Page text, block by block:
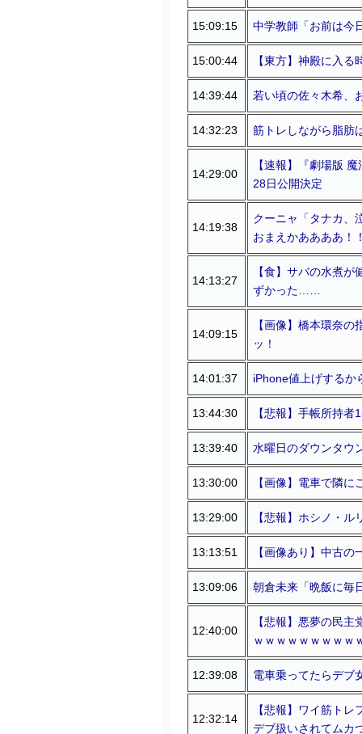
15:09:15 中学教師「お前は
15:00:44 【東方】神殿に入
14:39:44 若い頃の佐々木希、
14:32:23 筋トレしながら脂肪
14:29:00
【速報】『劇場版
28日公開決定
14:19:38
クーニャ「タナカ、
おまえかああああ！
14:13:27
【食】サバの水煮
ずかった……
14:09:15
【画像】橋本環奈
ッ！
14:01:37 iPhone値上げするか
13:44:30 【悲報】手帳所持者
13:39:40 水曜日のダウンタウ
13:30:00 【画像】電車で隣
13:29:00 【悲報】ホシノ・
13:13:51 【画像あり】中古
13:09:06 朝倉未来「晩飯に毎
12:40:00
【悲報】悪夢の民
ｗｗｗｗｗｗｗｗｗ
12:39:08 電車乗ってたらデブ
12:32:14
【悲報】ワイ筋ト
デブ扱いされてムカ